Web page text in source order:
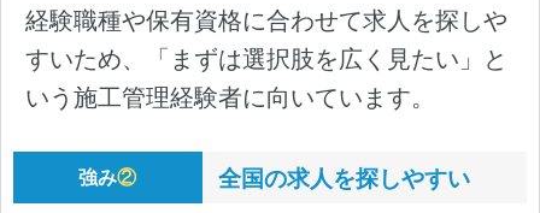
経験職種や保有資格に合わせて求人を探しや
すいため、「まずは選択肢を広く見たい」と
いう施工管理経験者に向いています。
強み② 全国の求人を探しやすい